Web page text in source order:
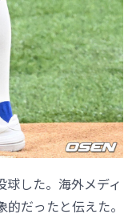
した。海外メディ
だったと伝えた。